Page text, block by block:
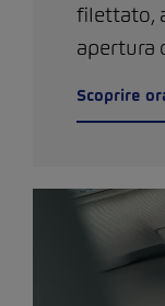
filettato,
apertura
Scoprire